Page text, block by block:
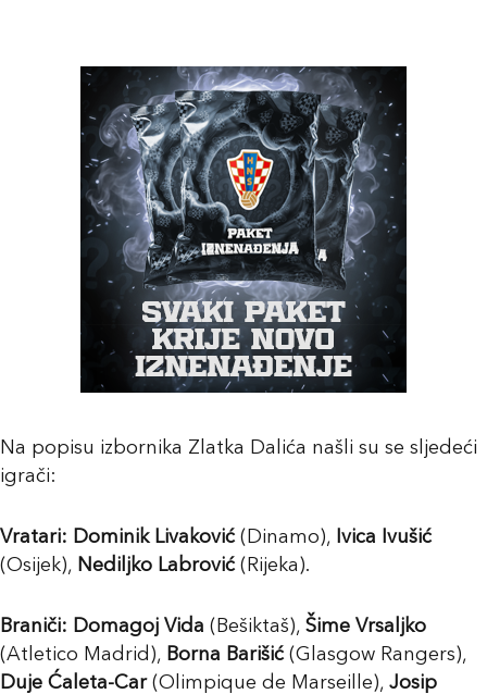
Na popisu izbornika Zlatka Dalića našli su se sljedeći
igrači:
Vratari: Dominik Livaković(Dinamo), Ivica Ivušić
(Osijek), Nediljko Labrović(Rijeka).
Braniči: Domagoj Vida (Bešiktaš), Šime Vrsaljko
(Atletico Madrid), Borna Barišić(Glasgow Rangers),
Duje Ćaleta-Car(Olimpique de Marseille), Josip